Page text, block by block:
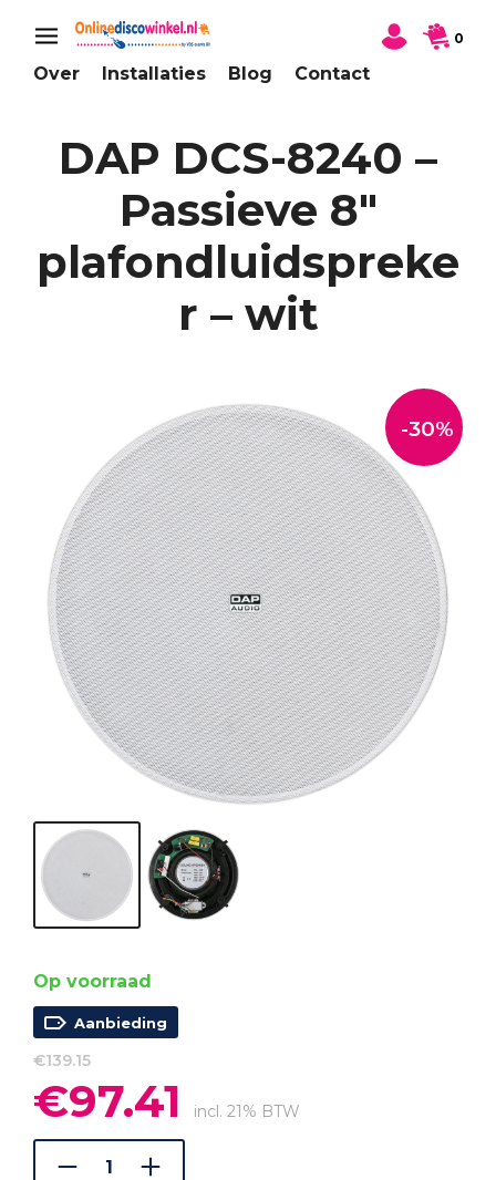
Over Installaties Blog Contact
0
DAP DCS-8240 –
Passieve 8″
plafondluidspreke
r – wit
-30%
Op voorraad
Aanbieding
€139.15
Oorspronkelijke
prijs
was:
€139.15.
€97.41 prijs
is:
incl. 21% BTW